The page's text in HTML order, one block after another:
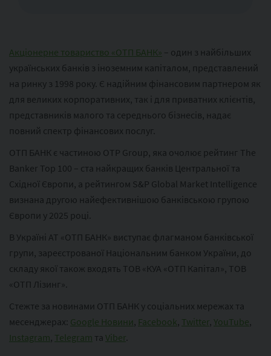
Акціонерне товариство «ОТП БАНК» – один з найбільших
українських банків з іноземним капіталом, представлений
на ринку з 1998 року. Є надійним фінансовим партнером як
для великих корпоративних, так і для приватних клієнтів,
представників малого та середнього бізнесів, надає
повний спектр фінансових послуг.
ОТП БАНК є частиною ОТР Group, яка очолює рейтинг The
Banker Top 100 – ста найкращих банків Центральної та
Східної Європи, а рейтингом S&P Global Market Intelligence
визнана другою найефективнішою банківською групою
Європи у 2025 році.
В Україні АТ «ОТП БАНК» виступає флагманом банківської
групи, зареєстрованої Національним банком України, до
складу якої також входять ТОВ «КУА «ОТП Капітал», ТОВ
«ОТП Лізинг».
Стежте за новинами ОТП БАНК у соціальних мережах та
месенджерах: Google Новини, Facebook, Twitter, YouTube,
Instagram, Telegram та Viber